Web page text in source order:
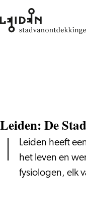
Leiden: De
Leiden heeft
het leven en
fysiologen, elk